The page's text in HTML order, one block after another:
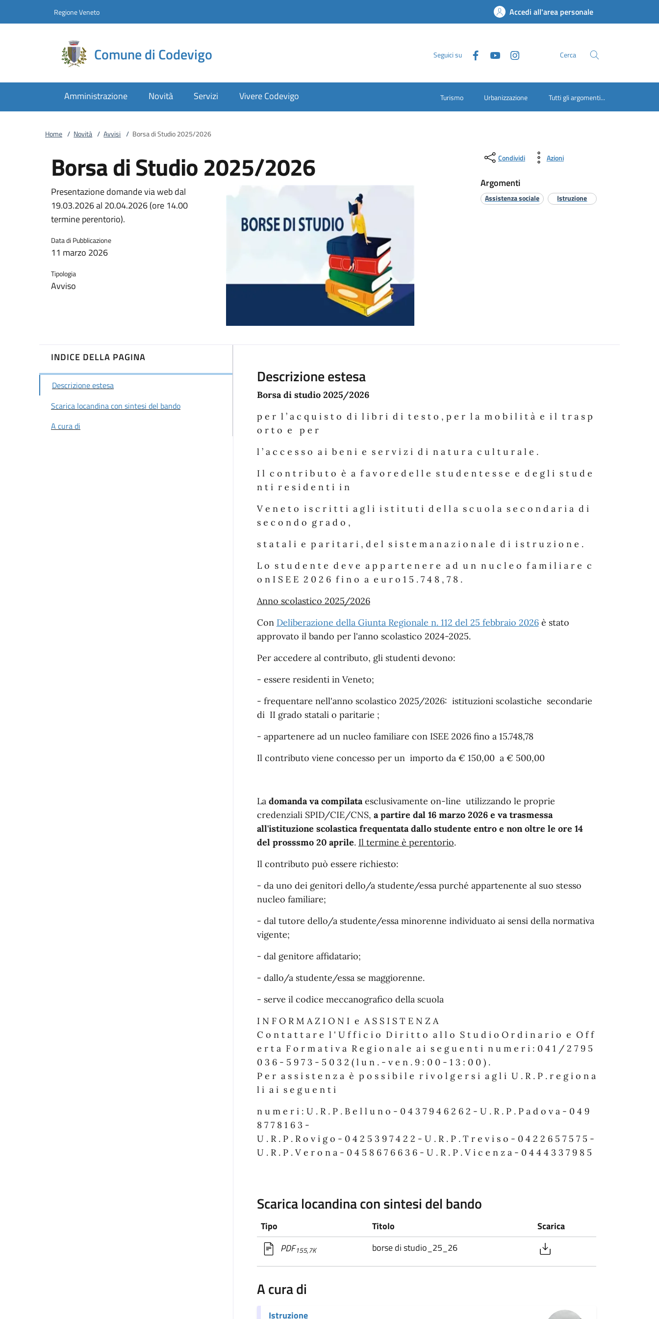
Regione Veneto Accedi all'area personale
Comune di Codevigo Seguici su Cerca
Amministrazione Novità Servizi Vivere Codevigo Turismo Urbanizzazione Tutti gli argomenti...
Home / Novità / Avvisi / Borsa di Studio 2025/2026
Borsa di Studio 2025/2026
Presentazione domande via web dal
19.03.2026 al 20.04.2026 (ore 14.00
termine perentorio).
Data di Pubblicazione
11 marzo 2026
Tipologia
Avviso
Condividi Azioni
Argomenti
Assistenza sociale Istruzione
INDICE DELLA PAGINA
Descrizione estesa
Scarica locandina con sintesi del bando
A cura di
Descrizione estesa
Borsa di studio 2025/2026
p e r l ’ a c q u i s t o d i l i b r i d i t e s t o , p e r l a m o b i l i t à e i l t r a s p
o r t o e p e r
l ’ a c c e s s o a i b e n i e s e r v i z i d i n a t u r a c u l t u r a l e .
I l c o n t r i b u t o è a f a v o r e d e l l e s t u d e n t e s s e e d e g l i s t u d e
n t i r e s i d e n t i i n
V e n e t o i s c r i t t i a g l i i s t i t u t i d e l l a s c u o l a s e c o n d a r i a d i
s e c o n d o g r a d o ,
s t a t a l i e p a r i t a r i , d e l s i s t e m a n a z i o n a l e d i i s t r u z i o n e .
L o s t u d e n t e d e v e a p p a r t e n e r e a d u n n u c l e o f a m i l i a r e c
o n I S E E 2 0 2 6 f i n o a e u r o 1 5 . 7 4 8 , 7 8 .
Anno scolastico 2025/2026
Con Deliberazione della Giunta Regionale n. 112 del 25 febbraio 2026è stato
approvato il bando per l'anno scolastico 2024-2025.
Per accedere al contributo, gli studenti devono:
- essere residenti in Veneto;
- frequentare nell'anno scolastico 2025/2026: istituzioni scolastiche secondarie
di II grado statali o paritarie ;
- appartenere ad un nucleo familiare con ISEE 2026 fino a 15.748,78
Il contributo viene concesso per un importo da € 150,00 a € 500,00
La domanda va compilataesclusivamente on-line utilizzando le proprie
credenziali SPID/CIE/CNS, a partire dal 16 marzo 2026 e va trasmessa
all'istituzione scolastica frequentata dallo studente entro e non oltre le ore 14
del prosssmo 20 aprile. Il termine è perentorio.
Il contributo può essere richiesto:
- da uno dei genitori dello/a studente/essa purché appartenente al suo stesso
nucleo familiare;
- dal tutore dello/a studente/essa minorenne individuato ai sensi della normativa
vigente;
- dal genitore affidatario;
- dallo/a studente/essa se maggiorenne.
- serve il codice meccanografico della scuola
I N F O R M A Z I O N I e A S S I S T E N Z A
C o n t a t t a r e l ' U f f i c i o D i r i t t o a l l o S t u d i o O r d i n a r i o e O f f
e r t a F o r m a t i v a R e g i o n a l e a i s e g u e n t i n u m e r i : 0 4 1 / 2 7 9 5
0 3 6 - 5 9 7 3 - 5 0 3 2 ( l u n . - v e n . 9 : 0 0 - 1 3 : 0 0 ) .
P e r a s s i s t e n z a è p o s s i b i l e r i v o l g e r s i a g l i U . R . P . r e g i o n a
l i a i s e g u e n t i
n u m e r i : U . R . P . B e l l u n o - 0 4 3 7 9 4 6 2 6 2 - U . R . P . P a d o v a - 0 4 9
8 7 7 8 1 6 3 -
U . R . P . R o v i g o - 0 4 2 5 3 9 7 4 2 2 - U . R . P . T r e v i s o - 0 4 2 2 6 5 7 5 7 5 -
U . R . P . V e r o n a - 0 4 5 8 6 7 6 6 3 6 - U . R . P . V i c e n z a - 0 4 4 4 3 3 7 9 8 5
Scarica locandina con sintesi del bando
Tipo Titolo
Scarica
PDF155,7K borse di studio_25_26
A cura di
Istruzione